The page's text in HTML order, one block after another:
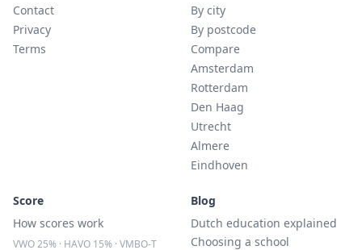
Contact
Privacy
Terms
By city
By postcode
Compare
Amsterdam
Rotterdam
Den Haag
Utrecht
Almere
Eindhoven
Score
How scores work
VWO 25% · HAVO 15% · VMBO-T
Blog
Dutch education explained
Choosing a school